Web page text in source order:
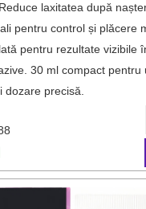
laxitatea după
pentru control și plăcere
pentru rezultate vizibile
30 ml compact pentru
precisă.